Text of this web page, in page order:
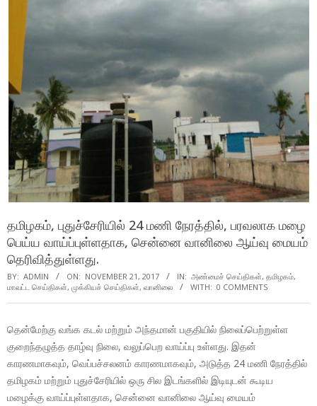
தமிழகம், புதுச்சேரியில் 24 மணி நேரத்தில், பரவலாக மழை
பெய்ய வாய்ப்புள்ளதாக, சென்னை வானிலை ஆய்வு மையம்
தெரிவித்துள்ளது.
BY: ADMIN ON: NOVEMBER 21, 2017 IN: அண்மைச் செய்திகள், தமிழகம்,
மாவட்ட செய்திகள், முக்கியச் செய்திகள், வானிலை WITH: 0 COMMENTS
தென்மேற்கு வங்க கடல் மற்றும் அந்தமான் பகுதியில் நிலைப்பெற்றுள்ள
குறைந்தழுத்த தாழ்வு நிலை, வலுப்பெற வாய்ப்பு உள்ளது. இதன்
காரணமாகவும், வெப்பச்சலனம் காரணமாகவும், அடுத்த 24 மணி நேரத்தில்
தமிழகம் மற்றும் புதுச்சேரியில் ஒரு சில இடங்களில் இடியுடன் கூடிய
மழைக்கு வாய்ப்புள்ளதாக, சென்னை வானிலை ஆய்வு மையம்